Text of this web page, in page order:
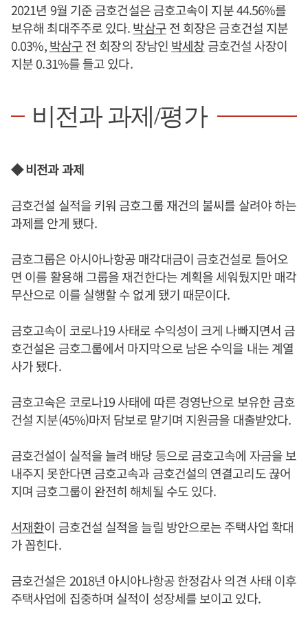
2021년 9월 기준 금호건설은 금호고속이 지분 44.56%를
보유해 최대주주로 있다.박삼구전 회장은 금호건설 지분
0.03%,박삼구전 회장의 장남인 박세창 금호건설 사장이
지분 0.31%를 들고 있다.
비전과 과제/평가
◆ 비전과 과제
금호건설 실적을 키워 금호그룹 재건의 불씨를 살려야 하는
과제를 안게 됐다.
금호그룹은 아시아나항공 매각대금이 금호건설로 들어오
면 이를 활용해 그룹을 재건한다는 계획을 세워뒀지만 매각
무산으로 이를 실행할 수 없게 됐기 때문이다.
금호고속이 코로나19 사태로 수익성이 크게 나빠지면서 금
호건설은 금호그룹에서 마지막으로 남은 수익을 내는 계열
사가 됐다.
금호고속은 코로나19 사태에 따른 경영난으로 보유한 금호
건설 지분(45%)마저 담보로 맡기며 지원금을 대출받았다.
금호건설이 실적을 늘려 배당 등으로 금호고속에 자금을 보
내주지 못한다면 금호고속과 금호건설의 연결고리도 끊어
지며 금호그룹이 완전히 해체될 수도 있다.
서재환이 금호건설 실적을 늘릴 방안으로는 주택사업 확대
가 꼽힌다.
금호건설은 2018년 아시아나항공 한정감사 의견 사태 이후
주택사업에 집중하며 실적이 성장세를 보이고 있다.